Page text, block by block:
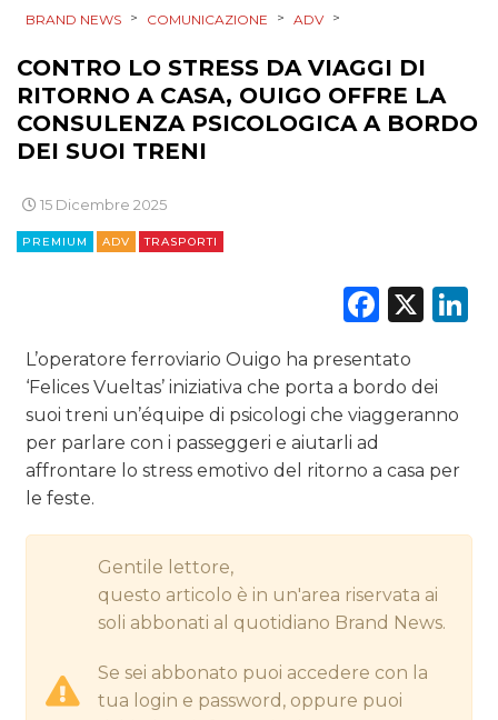
CINEMA
DIGITALE
ESTERNA
DATI
PREVISIONI/SCENARI
TREND
BRAND NEWS > COMUNICAZIONE > ADV >
CONTRO LO STRESS DA VIAGGI DI
RITORNO A CASA, OUIGO OFFRE LA
CONSULENZA PSICOLOGICA A BORDO
DEI SUOI TRENI
15 Dicembre 2025
PREMIUM ADV TRASPORTI
X
L’operatore ferroviario Ouigo ha presentato
‘Felices Vueltas’ iniziativa che porta a bordo dei
suoi treni un’équipe di psicologi che viaggeranno
per parlare con i passeggeri e aiutarli ad
affrontare lo stress emotivo del ritorno a casa per
le feste.
Gentile lettore,
questo articolo è in un'area riservata ai
soli abbonati al quotidiano Brand News.
Se sei abbonato puoi accedere con la
tua login e password, oppure puoi